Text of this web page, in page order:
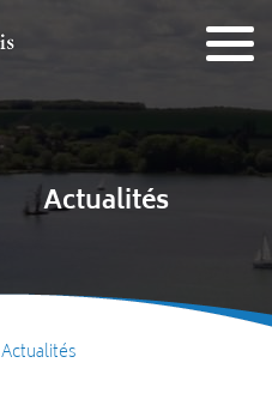
Actualités
Actualités